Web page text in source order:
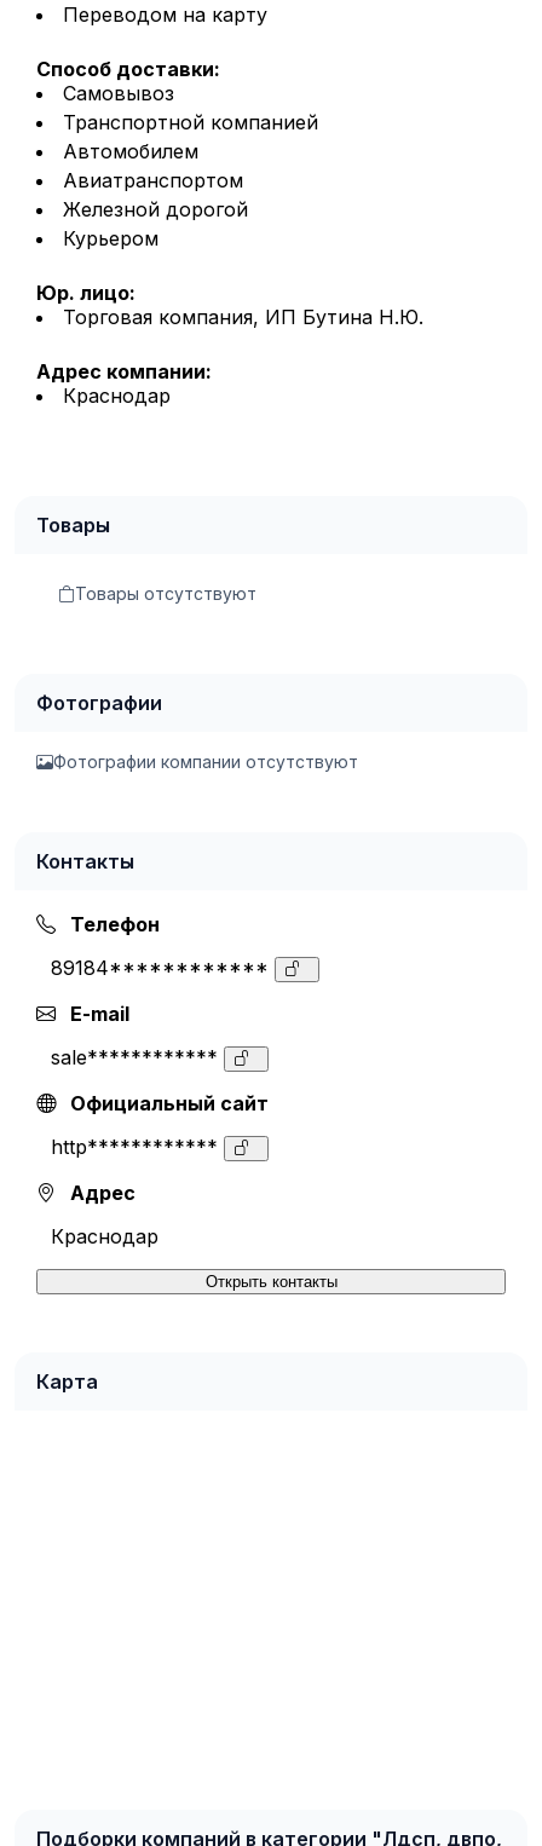
Переводом на карту
Способ доставки:
Самовывоз
Транспортной компанией
Автомобилем
Авиатранспортом
Железной дорогой
Курьером
Юр. лицо:
Торговая компания, ИП Бутина Н.Ю.
Адрес компании:
Краснодар
Товары
Товары отсутствуют
Фотографии
Фотографии компании отсутствуют
Контакты
Телефон
89184************
E-mail
sale************
Официальный сайт
http************
Адрес
Краснодар
Открыть контакты
Карта
Подборки компаний в категории "Лдсп, двпо,